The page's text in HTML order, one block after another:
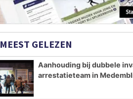
MEEST GELEZEN
Aanhouding bij dubbele
arrestatieteam in